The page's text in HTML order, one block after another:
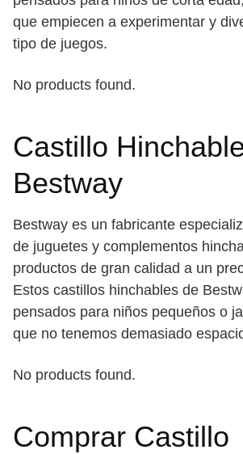
que empiecen a experimentar y
tipo de juegos.
No products found.
Castillo
Bestway
Bestway es un fabricante
de juguetes y complementos
productos de gran calidad a un
Estos castillos hinchables de
pensados para niños pequeños o
que no tenemos demasiado
No products found.
Comprar Castillo